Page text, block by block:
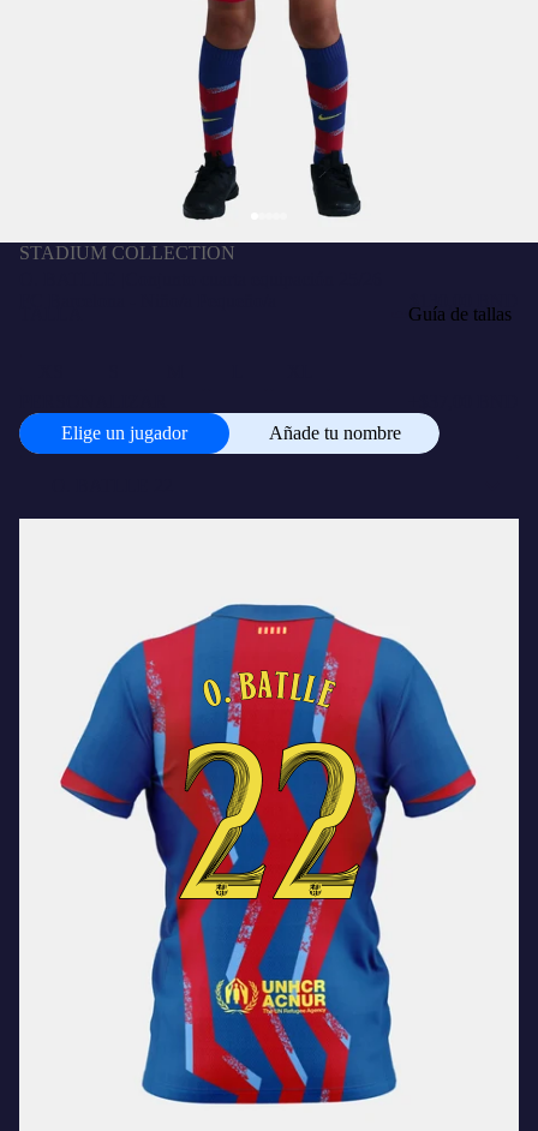
STADIUM COLLECTION
Guía de tallas
Elige un jugador
Añade tu nombre